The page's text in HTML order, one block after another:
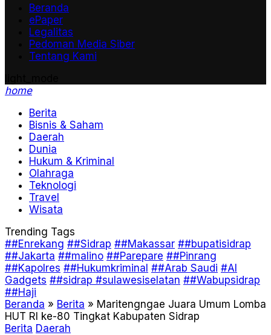
Beranda
ePaper
Legalitas
Pedoman Media Siber
Tentang Kami
home
Berita
Bisnis & Saham
Daerah
Dunia
Hukum & Kriminal
Olahraga
Teknologi
Travel
Wisata
Trending Tags
##Enrekang ##Sidrap ##Makassar ##bupatisidrap
##Jakarta ##malino ##Parepare ##Pinrang
##Kapolres ##Hukumkriminal ##Arab Saudi #AI
Gadgets ##sidrap #sulawesiselatan ##Wabupsidrap
##Haji
Beranda » Berita » Maritengngae Juara Umum Lomba
HUT RI ke-80 Tingkat Kabupaten Sidrap
Berita Daerah